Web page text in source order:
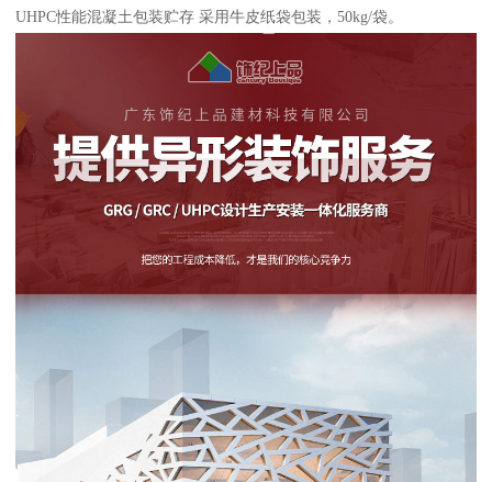
UHPC性能混凝土包装贮存 采用牛皮纸袋包装，50kg/袋。